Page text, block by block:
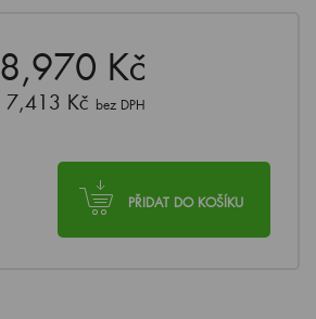
8,970 Kč
7,413 Kč bez DPH
PŘIDAT DO KOŠÍKU